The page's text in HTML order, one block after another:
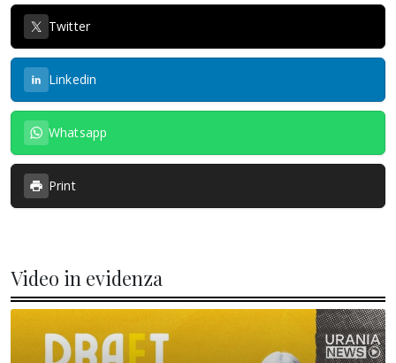
Twitter
Linkedin
Whatsapp
Print
Video in evidenza